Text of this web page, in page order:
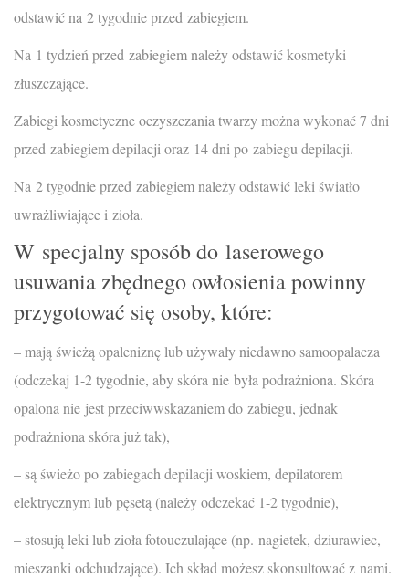
odstawić na 2 tygodnie przed zabiegiem.
Na 1 tydzień przed zabiegiem należy odstawić kosmetyki
złuszczające.
Zabiegi kosmetyczne oczyszczania twarzy można wykonać 7 dni
przed zabiegiem depilacji oraz 14 dni po zabiegu depilacji.
Na 2 tygodnie przed zabiegiem należy odstawić leki światło
uwrażliwiające i zioła.
W specjalny sposób do laserowego
usuwania zbędnego owłosienia powinny
przygotować się osoby, które:
– mają świeżą opaleniznę lub używały niedawno samoopalacza
(odczekaj 1-2 tygodnie, aby skóra nie była podrażniona. Skóra
opalona nie jest przeciwwskazaniem do zabiegu, jednak
podrażniona skóra już tak),
– są świeżo po zabiegach depilacji woskiem, depilatorem
elektrycznym lub pęsetą (należy odczekać 1-2 tygodnie),
– stosują leki lub zioła fotouczulające (np. nagietek, dziurawiec,
mieszanki odchudzające). Ich skład możesz skonsultować z nami.